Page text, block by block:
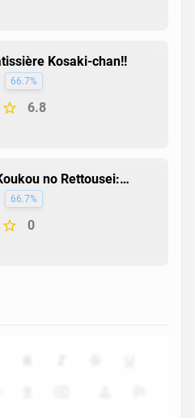
Kosaki-chan!!
66.7%
6.8
no Rettousei:
66.7%
0